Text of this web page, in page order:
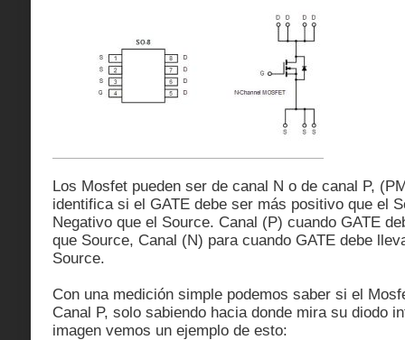
Los Mosfet pueden ser de canal N o de canal P,
identifica si el GATE debe ser más positivo que el
Negativo que el Source. Canal (P) cuando GATE
que Source, Canal (N) para cuando GATE debe
Source.
Con una medición simple podemos saber si el
Canal P, solo sabiendo hacia donde mira su diodo
imagen vemos un ejemplo de esto: